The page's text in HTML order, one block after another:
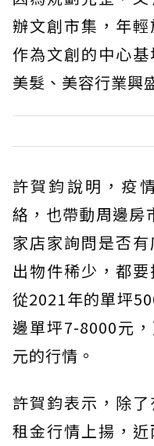
辦文創市集，年
作為文創的中心基
美髮、美容行業興
許賀鈞說明，疫
絡，也帶動周邊房
家店家詢問是否
出物件稀少，都
從2021年的單坪
邊單坪7-8000元
元的行情。
許賀鈞表示，除
租金行情上揚，